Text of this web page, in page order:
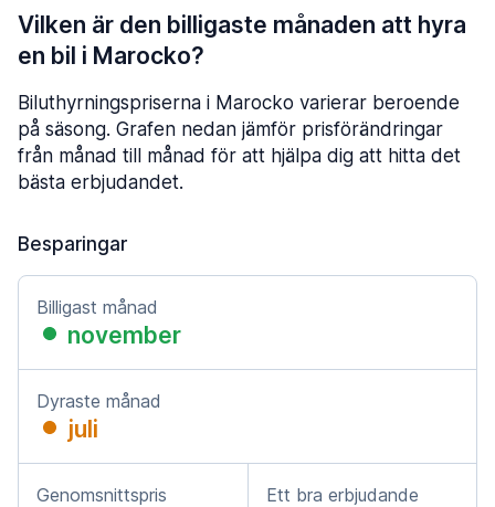
Vilken är den billigaste månaden att hyra
en bil i Marocko?
Biluthyrningspriserna i Marocko varierar beroende
på säsong. Grafen nedan jämför prisförändringar
från månad till månad för att hjälpa dig att hitta det
bästa erbjudandet.
Besparingar
Billigast månad
november
Dyraste månad
juli
Genomsnittspris Ett bra erbjudande